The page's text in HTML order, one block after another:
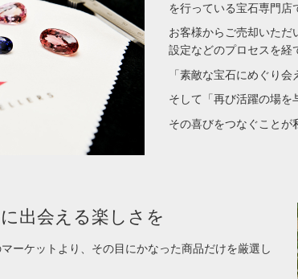
を行っている宝石専門店
お客様からご売却いただ
設定などのプロセスを経
「素敵な宝石にめぐり会
そして「再び活躍の場を
その喜びをつなぐことが
出会える楽しさを
ーケットより、その目にかなった商品だけを厳選し